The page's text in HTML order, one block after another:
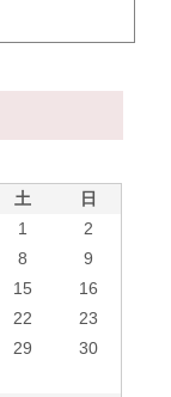
土 日
1
2
8
9
15
16
22
23
29
30